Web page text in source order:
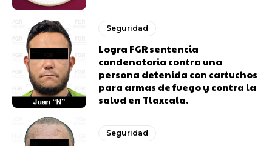
Seguridad
Logra FGR sentencia
condenatoria contra una
persona detenida con cartuchos
para armas de fuego y contra la
salud en Tlaxcala.
Seguridad